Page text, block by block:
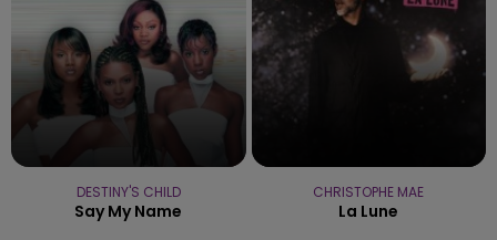
DESTINY'S CHILD
Say My Name
CHRISTOPHE MAE
La Lune